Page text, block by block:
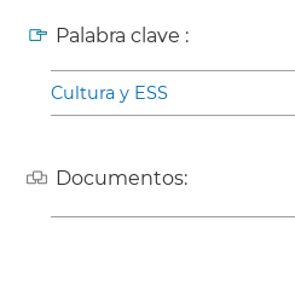
Palabra clave :
Cultura y ESS
Documentos: